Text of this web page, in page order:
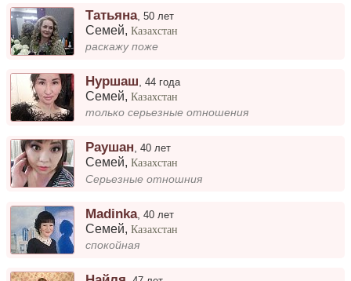
Татьяна,50 лет
Семей,Казахстан
раскажу поже
Нуршаш ,44 года
Семей,Казахстан
только серьезные отношения
Раушан,40 лет
Семей,Казахстан
Серьезные отношния
Madinka,40 лет
Семей,Казахстан
спокойная